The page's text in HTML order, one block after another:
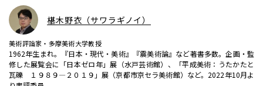
椹木野衣（サワラギノイ）
美術評論家・多摩美術大学教授
1962年生まれ。『日本・現代・美術』『震美術論』など著書多数。企画・監
修した展覧会に「日本ゼロ年」展（水戸芸術館）、「平成美術：うたかたと
瓦礫 １９８９―２０１９」展（京都市京セラ美術館）など。2022年10月よ